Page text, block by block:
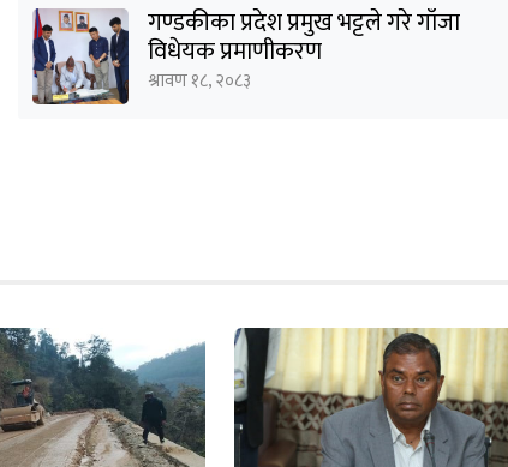
गण्डकीका प्रदेश प्रमुख भट्टले गरे गाँजा
विधेयक प्रमाणीकरण
श्रावण १८, २०८३